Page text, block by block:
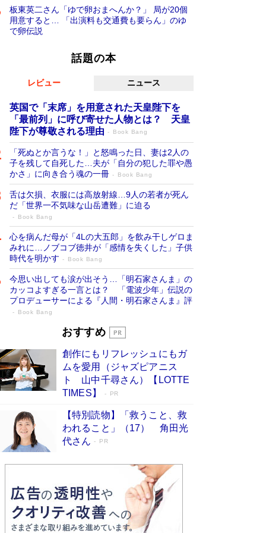
板東英二さん「ゆで卵おまへんか？」 局が20個
用意すると… 「出演料も交通費も要らん」のゆ
で卵伝説
話題の本
レビュー ニュース
英国で「末席」を用意された天皇陛下を
「最前列」に呼び寄せた人物とは？ 天皇
陛下が尊敬される理由
Book Bang
「死ぬとか言うな！」と怒鳴った日、妻は2人の
子を残して自死した…夫が「自分の犯した罪や愚
かさ」に向き合う魂の一冊
Book Bang
舌は欠損、衣服には高放射線…9人の若者が死ん
だ「世界一不気味な山岳遭難」に迫る
Book Bang
心を病んだ母が「4Lの大五郎」を飲み干しゲロま
みれに…ノブコブ徳井が「感情を失くした」子供
時代を明かす
Book Bang
今思い出しても涙が出そう…「明石家さんま」の
カッコよすぎる一言とは？ 「電波少年」伝説の
プロデューサーによる『人間・明石家さんま』評
Book Bang
「宇宙兄弟」最終46巻がベストセラー1
物語に幕 特装版には「宇宙で描かれたマ
ンガ」も収録
Book Bang
美輪明宏 晩年の回答を集めた『ほほえんで生き
るための人生相談』がランクイン［エンターテイ
メントベストセラー］
Book Bang
「『火垂るの墓』は、大嘘である」原作者が抱き
続けた“自責の念”とは…「自己憐憫は描きたくな
い」監督が徹底的にこだわったこと（後編） #
戦争の記憶
Book Bang
「叱って伸びるやつは、褒めたらもっと伸びる」
俳優・高嶋政伸が家族に教わった“人を育てるコ
ツ”…芸への考え方を明かす
Book Bang
東野圭吾、伊坂幸太郎の人気シリーズ最新作どち
おすすめ
創作にもリフレッシュにもガ
ムを愛用（ジャズピアニス
ト 山中千尋さん）【LOTTE
TIMES】
PR
【特別読物】「救うこと、救
われること」（17） 角田光
代さん
PR